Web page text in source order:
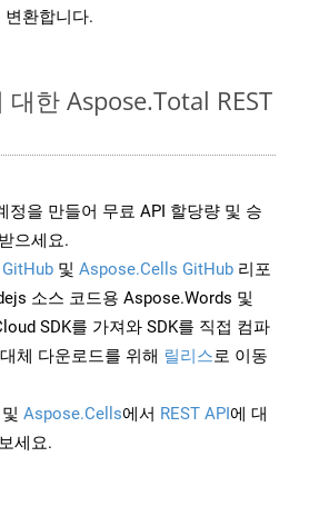
변환합니다.
한 Aspose.Total REST
정을 만들어 무료 API 할당량 및 승
으세요.
및 Aspose.Cells GitHub 리포
소스 코드용 Aspose.Words 및
SDK를 가져와 SDK를 직접 컴파
체 다운로드를 위해 릴리스로 이동
및 Aspose.Cells에서 REST API에 대
세요.